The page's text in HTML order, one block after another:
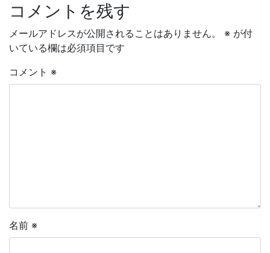
コメントを残す
メールアドレスが公開されることはありません。 ※ が付
いている欄は必須項目です
コメント ※
名前 ※